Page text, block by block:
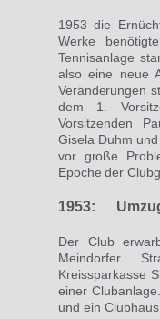
1953 die
Werke
Tennisanlage
also eine neue
Veränderungen
dem 1.
Vorsitzenden
Gisela Duhm
vor große
Epoche der
1953:
Der Club
Meindorfer
Kreissparkasse
einer
und ein Clubhaus.